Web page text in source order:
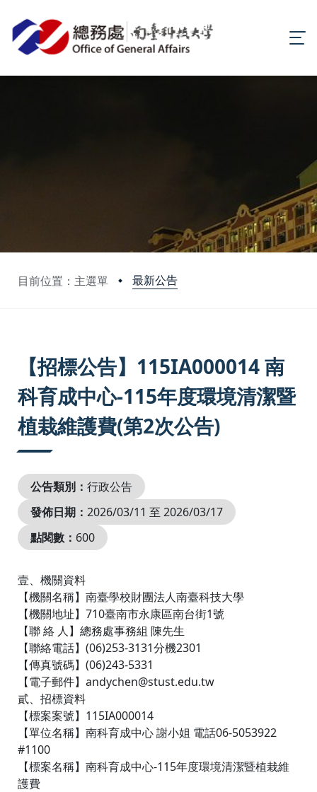
目前位置：主選單 最新公告
【招標公告】115IA000014 南
科育成中心-115年度環境清潔暨
植栽維護費(第2次公告)
公告類別： 行政公告
發佈日期： 2026/03/11 至 2026/03/17
點閱數： 600
壹、機關資料
【機關名稱】南臺學校財團法人南臺科技大學
【機關地址】710臺南市永康區南台街1號
【聯 絡 人】總務處事務組 陳先生
【聯絡電話】(06)253-3131分機2301
【傳真號碼】(06)243-5331
【電子郵件】andychen@stust.edu.tw
貳、招標資料
【標案案號】115IA000014
【單位名稱】南科育成中心 謝小姐 電話06-5053922
#1100
【標案名稱】南科育成中心-115年度環境清潔暨植栽維
護費